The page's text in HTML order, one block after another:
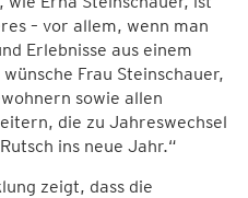
– vor allem, wenn man
Erlebnisse aus einem
Frau Steinschauer,
sowie allen
die zu Jahreswechsel
ins neue Jahr.“
zeigt, dass die